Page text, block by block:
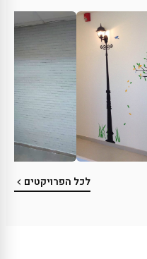
לכל הפרויקטים